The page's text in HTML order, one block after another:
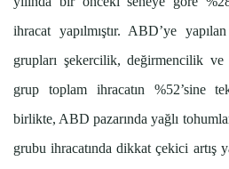
ihracat yapılmıştır. ABD’ye
grupları şekercilik, değirmencilik
grup toplam ihracatın %52’sine
birlikte, ABD pazarında yağlı
grubu ihracatında dikkat çekici artış